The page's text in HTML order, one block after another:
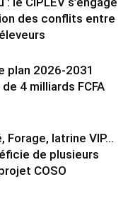
des conflits entre
plan 2026-2031
4 milliards FCFA
Forage, latrine VIP…
de plusieurs
COSO